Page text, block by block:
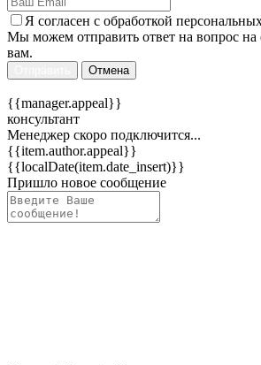
Я согласен c обработкой
Мы можем отправить ответ на вопрос на
вам.
Отмена
{{manager.appeal}}
консультант
Менеджер скоро подключится...
{{item.author.appeal}}
{{localDate(item.date_insert)}}
Пришло новое сообщение